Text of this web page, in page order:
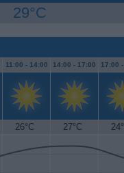
29°C
11:00 - 14:00 14:00 - 17:00 17:00
26°C 27°C